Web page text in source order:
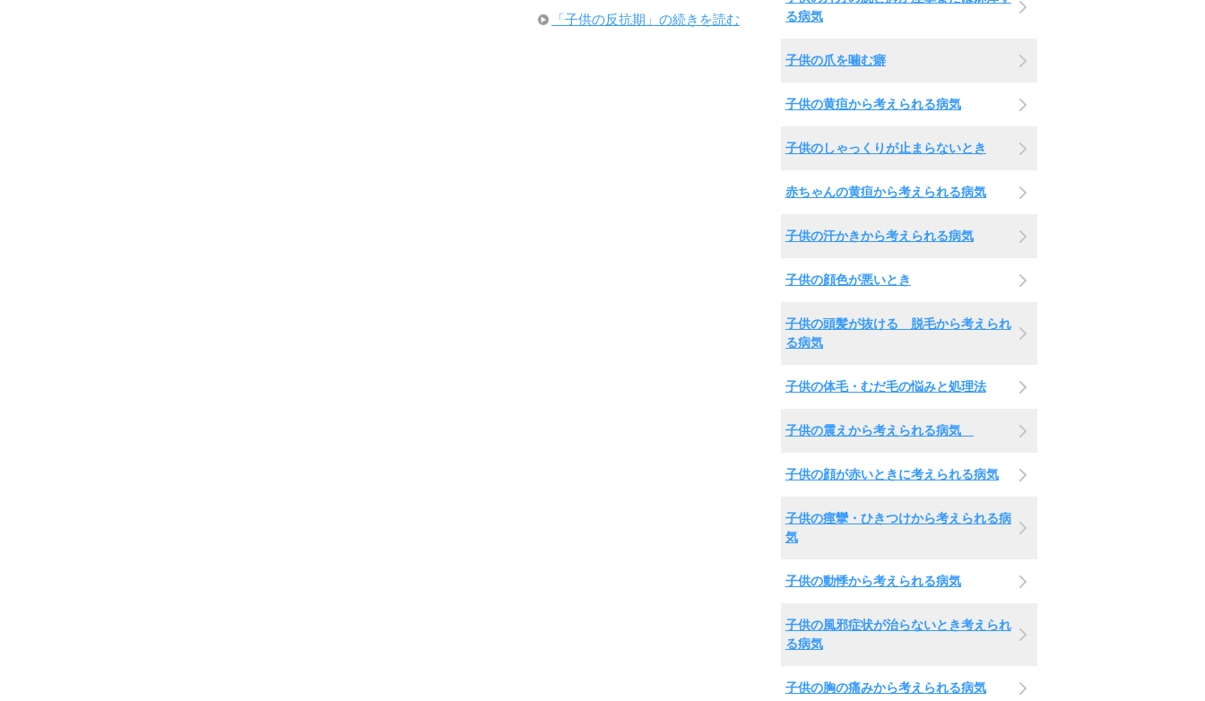
「子供の反抗期」の続きを読む
る病気
子供の爪を噛む癖
子供の黄疸から考えられる病気
子供のしゃっくりが止まらないとき
赤ちゃんの黄疸から考えられる病気
子供の汗かきから考えられる病気
子供の顔色が悪いとき
子供の頭髪が抜ける 脱毛から考えられ
る病気
子供の体毛・むだ毛の悩みと処理法
子供の震えから考えられる病気
子供の顔が赤いときに考えられる病気
子供の痙攣・ひきつけから考えられる病
気
子供の動悸から考えられる病気
子供の風邪症状が治らないとき考えられ
る病気
子供の胸の痛みから考えられる病気